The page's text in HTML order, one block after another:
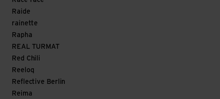
Raide
rainette
Rapha
REAL TURMAT
Red Chili
Reeloq
Reflective Berlin
Reima